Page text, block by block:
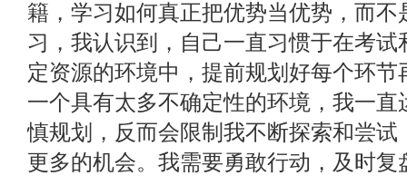
籍，学习如何真正把优势当优势，而
习，我认识到，自己一直习惯于在考
定资源的环境中，提前规划好每个环
一个具有太多不确定性的环境，我一
慎规划，反而会限制我不断探索和尝
更多的机会。我需要勇敢行动，及时复